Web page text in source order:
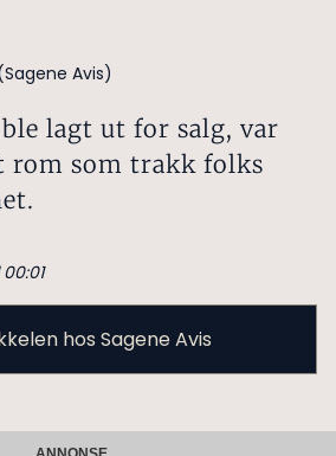
Avis)
lagt ut for salg, var
rom som trakk folks
hos Sagene Avis